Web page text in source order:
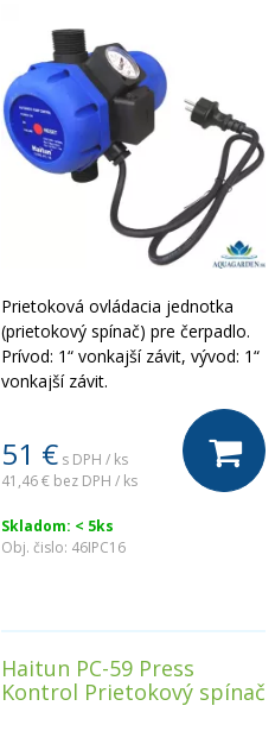
Prietoková ovládacia jednotka
(prietokový spínač) pre čerpadlo.
Prívod: 1“ vonkajší závit, vývod: 1“
vonkajší závit.
51 € s DPH / ks
41,46 € bez DPH / ks
Skladom: < 5ks
Obj. čislo: 46IPC16
Haitun PC-59 Press
Kontrol Prietokový spínač